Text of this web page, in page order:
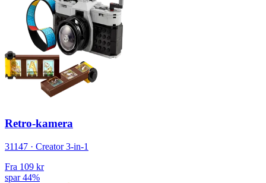
Retro-kamera
31147 · Creator 3-in-1
Fra 109 kr
spar 44%